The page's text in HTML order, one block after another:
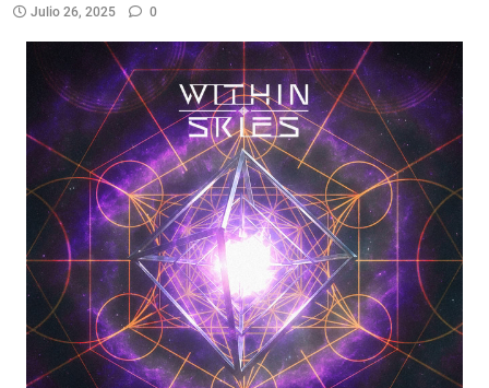
Julio 26, 2025 0